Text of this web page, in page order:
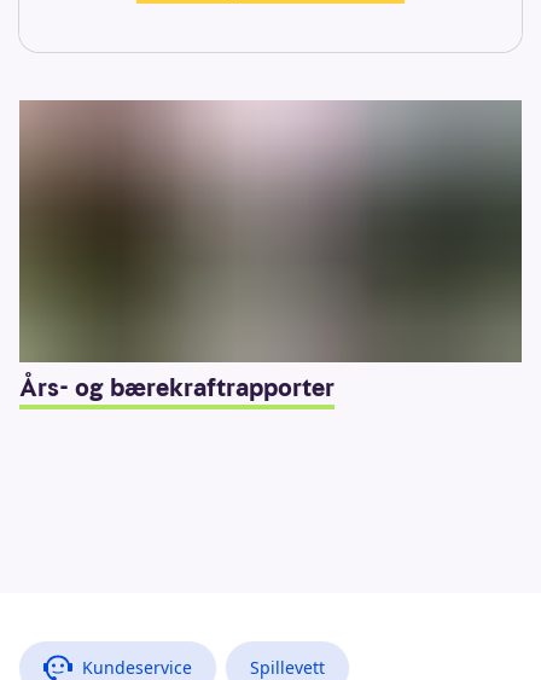
Års- og bærekraftrapporter
Kundeservice Spillevett